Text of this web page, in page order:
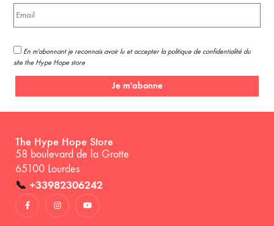
En m'abonnant je reconnais avoir lu et accepter la politique de confidentialité du
site the Hype Hope store
Je m'abonne
The Hype Hope Store
58 boulevard de la Grotte
65100 Lourdes
📞 +33982306242